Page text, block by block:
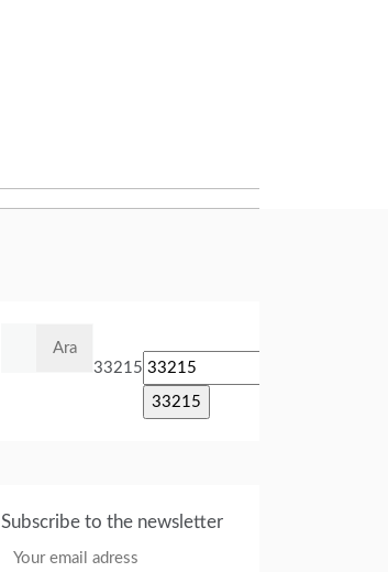
33215
Subscribe to the newsletter